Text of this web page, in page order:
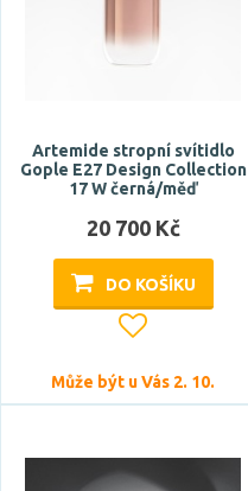
Artemide stropní svítidlo
Gople E27 Design Collection
17 W černá/měď
20 700 Kč
DO KOŠÍKU
Může být u Vás 2. 10.